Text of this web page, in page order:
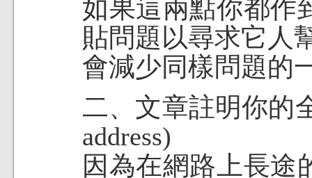
如果這兩點你都作
貼問題以尋求它人
會減少同樣問題的
二、文章註明你的
address)
因為在網路上長途